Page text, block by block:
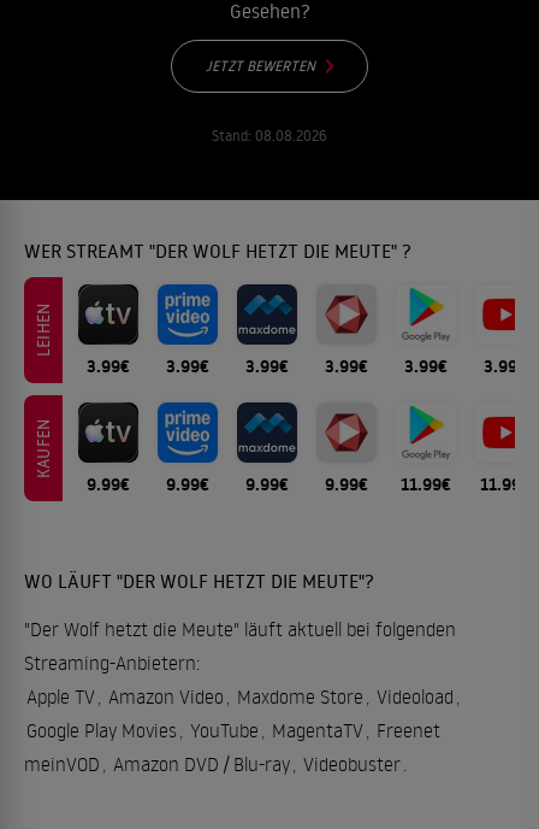
Gesehen?
JETZT BEWERTEN
Stand: 08.08.2026
WER STREAMT "DER WOLF HETZT DIE MEUTE" ?
LEIHEN
3.99€ 3.99€ 3.99€ 3.99€ 3.99€ 3.99€
KAUFEN
9.99€ 9.99€ 9.99€ 9.99€ 11.99€ 11.99€
WO LÄUFT "DER WOLF HETZT DIE MEUTE"?
"Der Wolf hetzt die Meute" läuft aktuell bei folgenden
Streaming-Anbietern:
Apple TV, Amazon Video , Maxdome Store , Videoload ,
Google Play Movies, YouTube , MagentaTV, Freenet
meinVOD , Amazon DVD / Blu-ray, Videobuster.